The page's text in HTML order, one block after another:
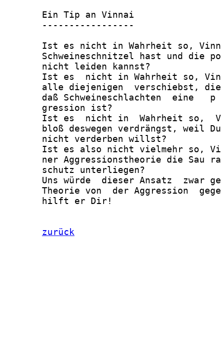
       Ein Tip an Vinnai
       -----------------
Ist es nicht in Wahrheit so,
Schweineschnitzel hast und die
       nicht leiden kannst?
Ist es  nicht in Wahrheit so,
alle diejenigen  verschiebst,
daß Schweineschlachten  eine
       gression ist?
Ist es  nicht in  Wahrheit so,
bloß deswegen verdrängst, weil
       nicht verderben willst?
Ist es also nicht vielmehr so,
ner Aggressionstheorie die Sau
       schutz unterliegen?
Uns würde  dieser Ansatz  zwar
Theorie von  der Aggression
       hilft er Dir!
zurück